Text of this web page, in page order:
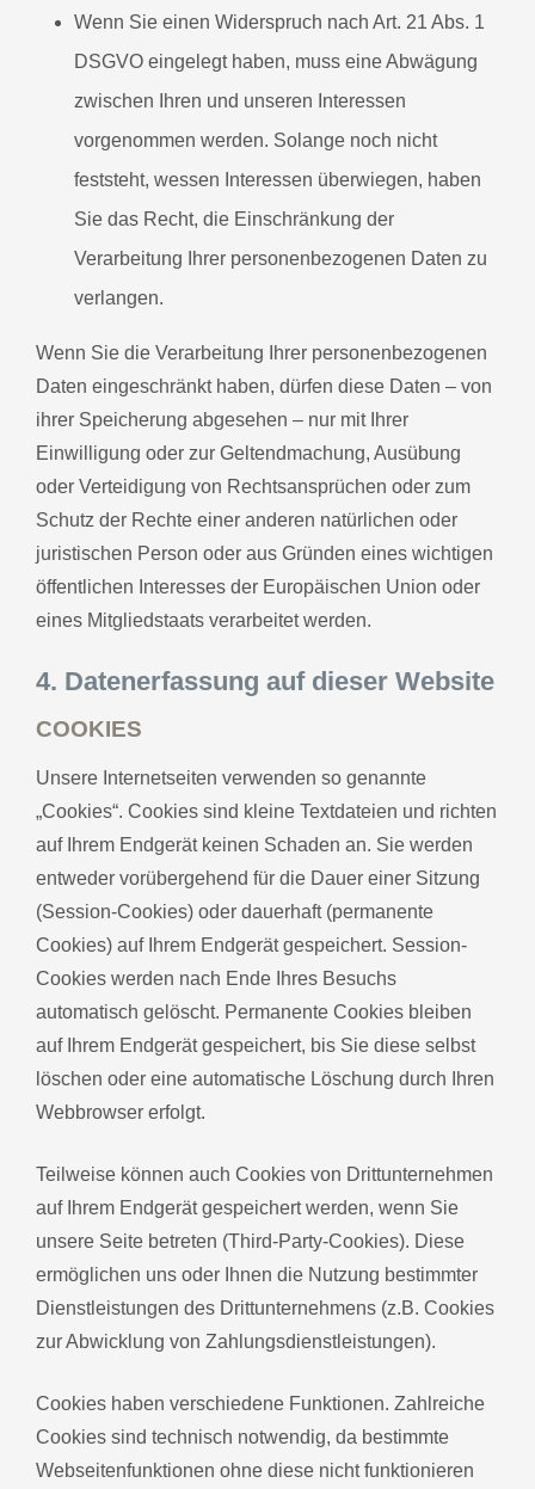
Wenn Sie einen Widerspruch nach Art. 21 Abs. 1
DSGVO eingelegt haben, muss eine Abwägung
zwischen Ihren und unseren Interessen
vorgenommen werden. Solange noch nicht
feststeht, wessen Interessen überwiegen, haben
Sie das Recht, die Einschränkung der
Verarbeitung Ihrer personenbezogenen Daten zu
verlangen.
Wenn Sie die Verarbeitung Ihrer personenbezogenen
Daten eingeschränkt haben, dürfen diese Daten – von
ihrer Speicherung abgesehen – nur mit Ihrer
Einwilligung oder zur Geltendmachung, Ausübung
oder Verteidigung von Rechtsansprüchen oder zum
Schutz der Rechte einer anderen natürlichen oder
juristischen Person oder aus Gründen eines wichtigen
öffentlichen Interesses der Europäischen Union oder
eines Mitgliedstaats verarbeitet werden.
4. Datenerfassung auf dieser Website
COOKIES
Unsere Internetseiten verwenden so genannte
„Cookies“. Cookies sind kleine Textdateien und richten
auf Ihrem Endgerät keinen Schaden an. Sie werden
entweder vorübergehend für die Dauer einer Sitzung
(Session-Cookies) oder dauerhaft (permanente
Cookies) auf Ihrem Endgerät gespeichert. Session-
Cookies werden nach Ende Ihres Besuchs
automatisch gelöscht. Permanente Cookies bleiben
auf Ihrem Endgerät gespeichert, bis Sie diese selbst
löschen oder eine automatische Löschung durch Ihren
Webbrowser erfolgt.
Teilweise können auch Cookies von Drittunternehmen
auf Ihrem Endgerät gespeichert werden, wenn Sie
unsere Seite betreten (Third-Party-Cookies). Diese
ermöglichen uns oder Ihnen die Nutzung bestimmter
Dienstleistungen des Drittunternehmens (z.B. Cookies
zur Abwicklung von Zahlungsdienstleistungen).
Cookies haben verschiedene Funktionen. Zahlreiche
Cookies sind technisch notwendig, da bestimmte
Webseitenfunktionen ohne diese nicht funktionieren